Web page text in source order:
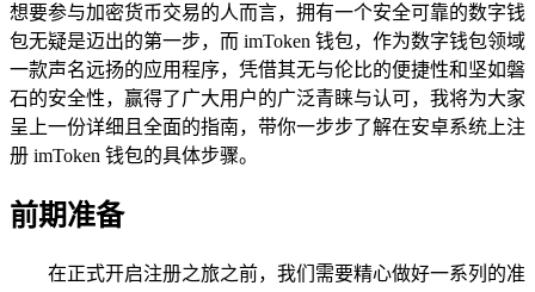
想要参与加密货币交易的人而言，拥有一个安全可靠的数字钱
包无疑是迈出的第一步，而 imToken 钱包，作为数字钱包领域
一款声名远扬的应用程序，凭借其无与伦比的便捷性和坚如磐
石的安全性，赢得了广大用户的广泛青睐与认可，我将为大家
呈上一份详细且全面的指南，带你一步步了解在安卓系统上注
册 imToken 钱包的具体步骤。
前期准备
在正式开启注册之旅之前，我们需要精心做好一系列的准